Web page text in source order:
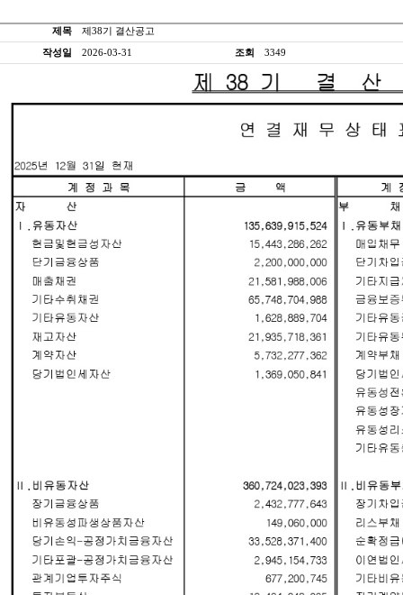
제목
제38기 결산공고
작성일
2026-03-31 조회 3349